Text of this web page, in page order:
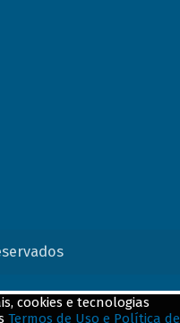
cookies e tecnologias
Termos de Uso e Política de